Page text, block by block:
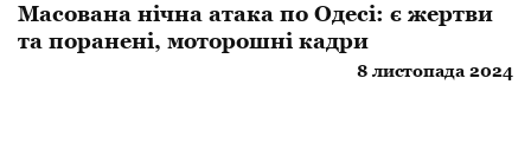
Масована нічна атака по Одесі: є жертви
та поранені, моторошні кадри
8 листопада 2024